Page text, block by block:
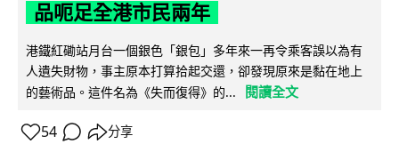
品呃足全港市民兩年
港鐵紅磡站月台一個銀色「銀包」多年來一再令乘客誤以為有
人遺失財物，事主原本打算拾起交還，卻發現原來是黏在地上
的藝術品。這件名為《失而復得》的...
閱讀全文
54 分享